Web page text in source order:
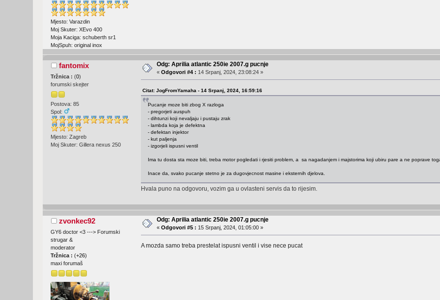
Mjesto: Varazdin
Moj Skuter: XEvo 400
Moja Kaciga: schuberth sr1
MojSpuh: original inox
fantomix
Tržnica :(0)
forumski skejter
Postova: 85
Spol:
Mjesto: Zagreb
Moj Skuter: Gillera nexus 250
Odg: Aprilia atlantic 250ie 2007.g pucnje
«Odgovori #4 : 14 Srpanj, 2024, 23:08:24 »
Citat: JogFromYamaha - 14 Srpanj, 2024, 16:59:16
Pucanje moze biti zbog X razloga
- pregorjeti auspuh
- dihtunzi koji nevaljaju i pustaju zrak
- lambda koja je defektna
- defektan injektor
- kut paljenja
- izgorjeli ispusni ventil
Ima tu dosta sta moze biti, treba motor pogledati i rjesiti problem, a sa nagadanjem i majstorima koji ubiru pare a ne poprave
Inace da, svako pucanje stetno je za dugovjecnost masine i eksternih djelova.
Hvala puno na odgovoru, vozim ga u ovlasteni servis da to rijesim.
zvonkec92
GY6 doctor <3 ---> Forumski
strugar &
moderator
Tržnica :(+26)
maxi forumaš
Odg: Aprilia atlantic 250ie 2007.g pucnje
«Odgovori #5 : 15 Srpanj, 2024, 01:05:00 »
A mozda samo treba prestelat ispusni ventil i vise nece pucat